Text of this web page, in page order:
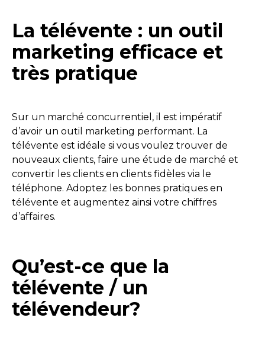
La télévente : un outil
marketing efficace et
très pratique
Sur un marché concurrentiel, il est impératif
d’avoir un outil marketing performant. La
télévente est idéale si vous voulez trouver de
nouveaux clients, faire une étude de marché et
convertir les clients en clients fidèles via le
téléphone. Adoptez les bonnes pratiques en
télévente et augmentez ainsi votre chiffres
d’affaires.
Qu’est-ce que la
télévente / un
télévendeur?